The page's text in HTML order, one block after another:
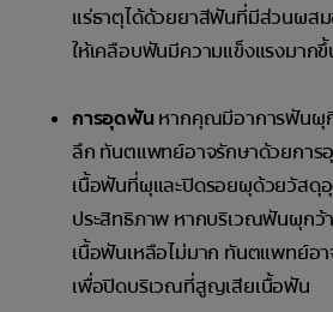
แร่ธาตุได้ด้วยยาสีฟันที่มีส่วนผส
ให้เคลือบฟันมีความแข็งแรงมากขึ้
การอุดฟัน หากคุณมีอาการฟันผุ
ลึก ทันตแพทย์อาจรักษาด้วยการ
เนื้อฟันที่ผุและปิดรอยผุด้วยวัสดุ
ประสิทธิภาพ หากบริเวณฟันผุกว้
เนื้อฟันเหลือไม่มาก ทันตแพทย์อ
เพื่อปิดบริเวณที่สูญเสียเนื้อฟัน